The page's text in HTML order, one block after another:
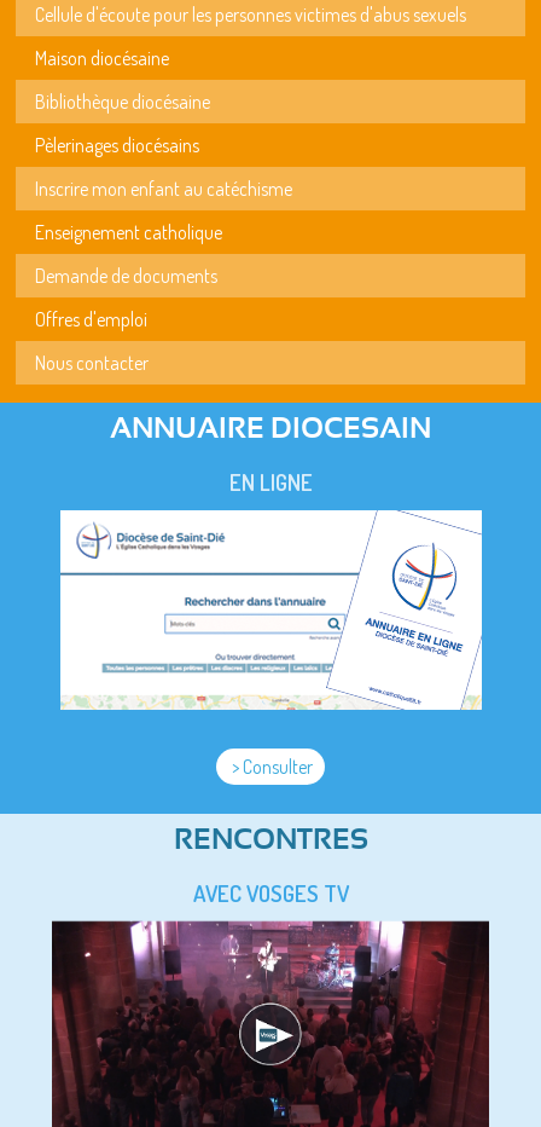
Cellule d'écoute pour les personnes victimes d'abus sexuels
Maison diocésaine
Bibliothèque diocésaine
Pèlerinages diocésains
Inscrire mon enfant au catéchisme
Enseignement catholique
Demande de documents
Offres d'emploi
Nous contacter
ANNUAIRE DIOCESAIN
EN LIGNE
> Consulter
RENCONTRES
AVEC VOSGES TV